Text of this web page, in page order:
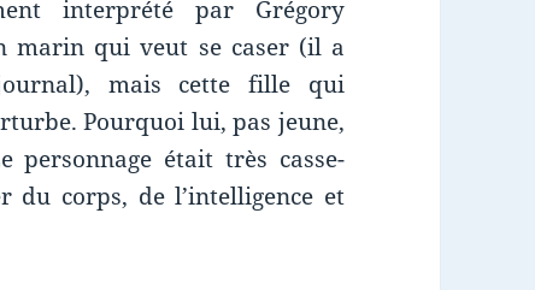
interprété par Grégory
marin qui veut se caser (il a
mais cette fille qui
Pourquoi lui, pas jeune,
personnage était très casse-
du corps, de l’intelligence et